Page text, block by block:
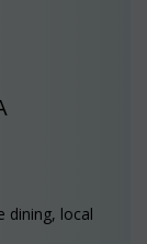
dining, local